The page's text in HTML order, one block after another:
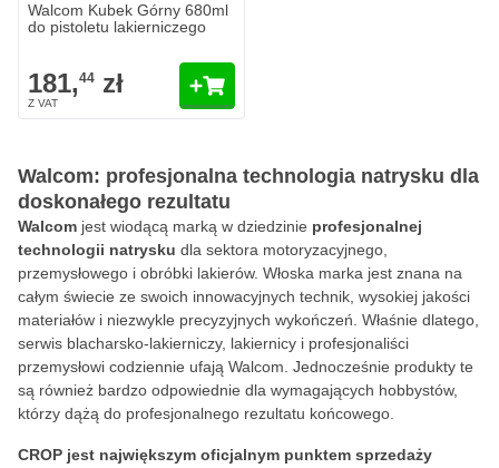
Walcom Kubek Górny 680ml
do pistoletu lakierniczego
181,44 zł
Walcom: profesjonalna technologia natrysku dla
doskonałego rezultatu
Walcom jest wiodącą marką w dziedzinie profesjonalnej
technologii natrysku dla sektora motoryzacyjnego,
przemysłowego i obróbki lakierów. Włoska marka jest znana na
całym świecie ze swoich innowacyjnych technik, wysokiej jakości
materiałów i niezwykle precyzyjnych wykończeń. Właśnie dlatego,
serwis blacharsko-lakierniczy, lakiernicy i profesjonaliści
przemysłowi codziennie ufają Walcom. Jednocześnie produkty te
są również bardzo odpowiednie dla wymagających hobbystów,
którzy dążą do profesjonalnego rezultatu końcowego.
CROP jest największym oficjalnym punktem sprzedaży